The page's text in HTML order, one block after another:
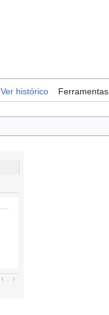
Ver histórico Ferramentas